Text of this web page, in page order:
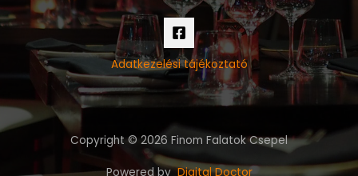
Adatkezelési tájékoztató
Copyright © 2026 Finom Falatok Csepel
Powered byDigital Doctor